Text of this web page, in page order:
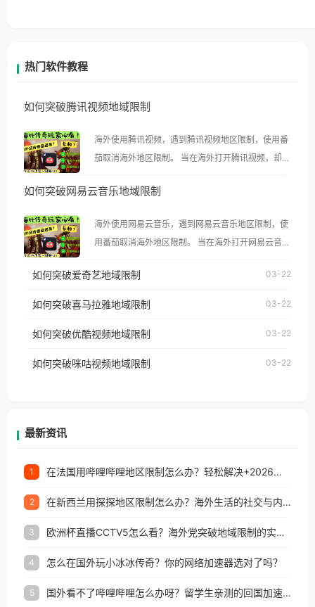
热门软件教程
如何突破腾讯视频地域限制
海外使用腾讯视频，遇到腾讯视频地区限制，使用番
茄取消海外地区限制。 当在海外打开腾讯视频，却突
示语。 海外用户如香港、澳门、台湾、美国、加拿
像其他音乐平台一样，出现地区及版权限制问题，且
仅能在中国大陆地区播放。 遇到这个问题的朋友们，
台湾、美国、加拿大、澳大利亚、欧洲等国家和地区
权限制所困扰。
如何突破网易云音乐地域限制
海外使用网易云音乐，遇到网易云音乐地区限制，使
用番茄取消海外地区限制。 当在海外打开网易云音
播放”的提示语。 海外用户如香港、澳门、台湾、美
制问题，且仅能在中国大陆地区播放。 遇到这个问题
户收听网易云音乐地区版权限制」的问题，无论人在
如何突破爱奇艺地域限制 03-22
如何突破喜马拉雅地域限制 03-22
如何突破优酷视频地域限制 03-22
如何突破咪咕视频地域限制 03-22
最新资讯
1 在法国用哔哩哔哩地区限制怎么办？轻松解决+2026世界杯看球攻略
2 在新西兰用探探地区限制怎么办？海外生活的社交与内容之困
3 欧洲杯直播CCTV5怎么看？海外党突破地域限制的实用指南
4 怎么在国外玩小冰冰传奇？你的网络加速器选对了吗？
5 国外看不了哔哩哔哩怎么办呀？留学生亲测的回国加速全攻略（含酷我音乐渤海银行解决方法）